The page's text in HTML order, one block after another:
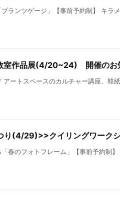
ランツゲージ」【事前予約制】 キラ
室作品展(4/20~24) 開催のお
アートスペースのカルチャー講座、韓
り(4/29)>>クイリングワーク
春のフォトフレーム」【事前予約制